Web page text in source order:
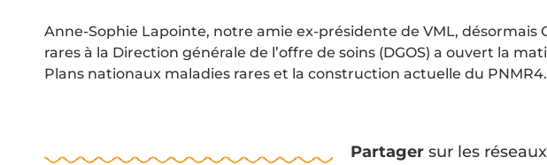
Anne-Sophie Lapointe, notre amie ex-présidente de VML, désormais
rares à la Direction générale de l’offre de soins (DGOS) a ouvert la
Plans nationaux maladies rares et la construction actuelle du PNMR4.
Partagersur les réseaux